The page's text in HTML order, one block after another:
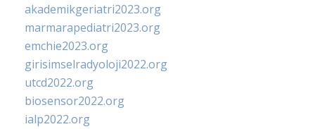
akademikgeriatri2023.org
marmarapediatri2023.org
emchie2023.org
girisimselradyoloji2022.org
utcd2022.org
biosensor2022.org
ialp2022.org